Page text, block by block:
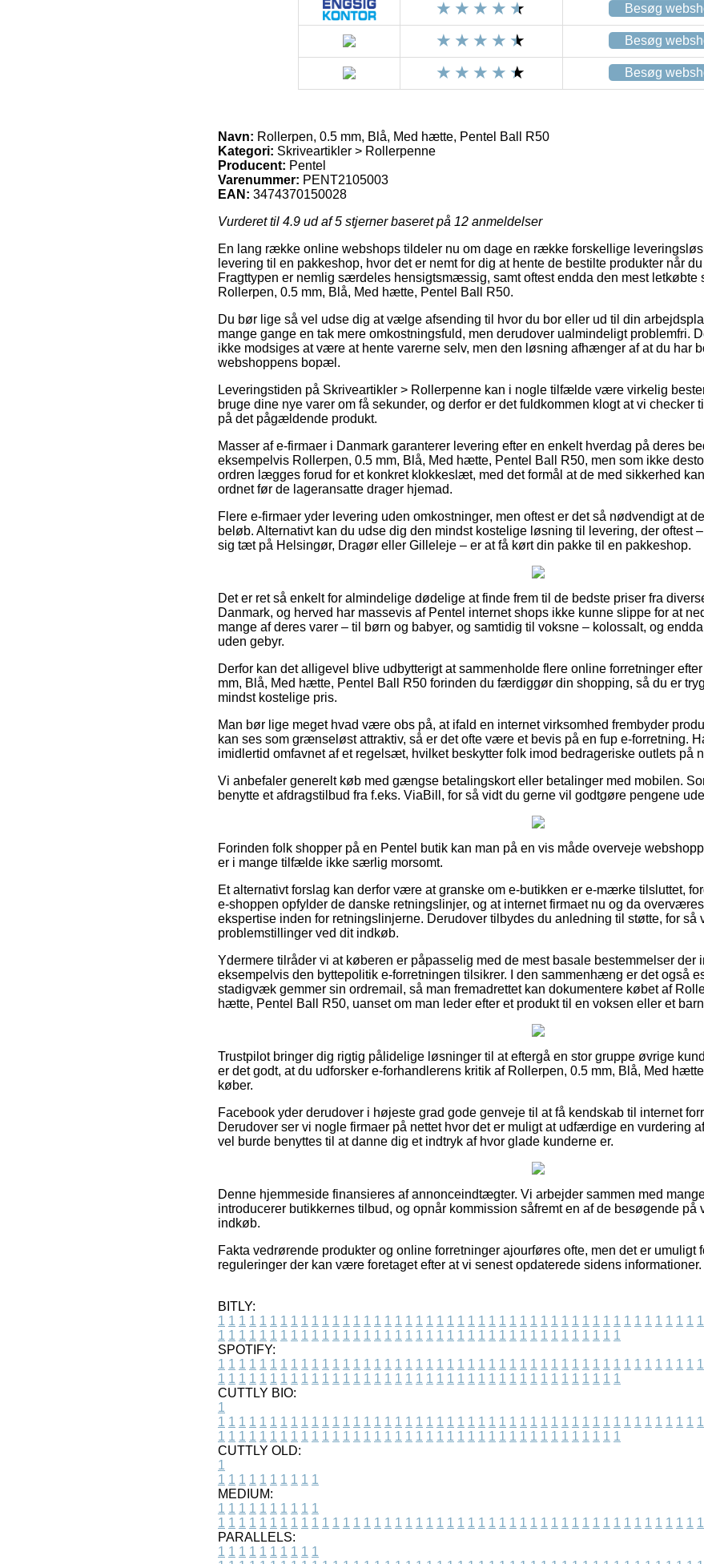
Besøg
Besøg
Besøg
Navn: Rollerpen, 0.5 mm, Blå, Med hætte, Pentel Ball R50
Kategori: Skriveartikler > Rollerpenne
Producent: Pentel
Varenummer: PENT2105003
EAN: 3474370150028
Vurderet til 4.9 ud af 5 stjerner baseret på 12 anmeldelser
En lang række online webshops tildeler nu om dage en række forskellige
levering til en pakkeshop, hvor det er nemt for dig at hente de bestilte produkter når
Fragttypen er nemlig særdeles hensigtsmæssig, samt oftest endda den mest letkøbte
Rollerpen, 0.5 mm, Blå, Med hætte, Pentel Ball R50.
Du bør lige så vel udse dig at vælge afsending til hvor du bor eller ud til din
mange gange en tak mere omkostningsfuld, men derudover ualmindeligt problemfri.
ikke modsiges at være at hente varerne selv, men den løsning afhænger af at du har
webshoppens bopæl.
Leveringstiden på Skriveartikler > Rollerpenne kan i nogle tilfælde være virkelig
bruge dine nye varer om få sekunder, og derfor er det fuldkommen klogt at vi checker
på det pågældende produkt.
Masser af e-firmaer i Danmark garanterer levering efter en enkelt hverdag på deres
eksempelvis Rollerpen, 0.5 mm, Blå, Med hætte, Pentel Ball R50, men som ikke
ordren lægges forud for et konkret klokkeslæt, med det formål at de med sikkerhed
ordnet før de lageransatte drager hjemad.
Flere e-firmaer yder levering uden omkostninger, men oftest er det så nødvendigt at
beløb. Alternativt kan du udse dig den mindst kostelige løsning til levering, der oftest
sig tæt på Helsingør, Dragør eller Gilleleje – er at få kørt din pakke til en pakkeshop.
Det er ret så enkelt for almindelige dødelige at finde frem til de bedste priser fra
Danmark, og herved har massevis af Pentel internet shops ikke kunne slippe for at
mange af deres varer – til børn og babyer, og samtidig til voksne – kolossalt, og
uden gebyr.
Derfor kan det alligevel blive udbytterigt at sammenholde flere online forretninger
mm, Blå, Med hætte, Pentel Ball R50 forinden du færdiggør din shopping, så du er
mindst kostelige pris.
Man bør lige meget hvad være obs på, at ifald en internet virksomhed frembyder
kan ses som grænseløst attraktiv, så er det ofte være et bevis på en fup e-forretning.
imidlertid omfavnet af et regelsæt, hvilket beskytter folk imod bedrageriske outlets på
Vi anbefaler generelt køb med gængse betalingskort eller betalinger med mobilen.
benytte et afdragstilbud fra f.eks. ViaBill, for så vidt du gerne vil godtgøre pengene
Forinden folk shopper på en Pentel butik kan man på en vis måde overveje
er i mange tilfælde ikke særlig morsomt.
Et alternativt forslag kan derfor være at granske om e-butikken er e-mærke tilsluttet,
e-shoppen opfylder de danske retningslinjer, og at internet firmaet nu og da
ekspertise inden for retningslinjerne. Derudover tilbydes du anledning til støtte, for så
problemstillinger ved dit indkøb.
Ydermere tilråder vi at køberen er påpasselig med de mest basale bestemmelser der
eksempelvis den byttepolitik e-forretningen tilsikrer. I den sammenhæng er det også
stadigvæk gemmer sin ordremail, så man fremadrettet kan dokumentere købet af
hætte, Pentel Ball R50, uanset om man leder efter et produkt til en voksen eller et
Trustpilot bringer dig rigtig pålidelige løsninger til at eftergå en stor gruppe øvrige
er det godt, at du udforsker e-forhandlerens kritik af Rollerpen, 0.5 mm, Blå, Med
køber.
Facebook yder derudover i højeste grad gode genveje til at få kendskab til internet
Derudover ser vi nogle firmaer på nettet hvor det er muligt at udfærdige en vurdering
vel burde benyttes til at danne dig et indtryk af hvor glade kunderne er.
Denne hjemmeside finansieres af annonceindtægter. Vi arbejder sammen med
introducerer butikkernes tilbud, og opnår kommission såfremt en af de besøgende på
indkøb.
Fakta vedrørende produkter og online forretninger ajourføres ofte, men det er umuligt
reguleringer der kan være foretaget efter at vi senest opdaterede sidens informationer.
BITLY:
1 1 1 1 1 1 1 1 1 1 1 1 1 1 1 1 1 1 1 1 1 1 1 1 1 1 1 1 1 1 1 1 1 1 1 1 1 1 1 1 1 1 1 1 1 1 1
1 1 1 1 1 1 1 1 1 1 1 1 1 1 1 1 1 1 1 1 1 1 1 1 1 1 1 1 1 1 1 1 1 1 1 1 1 1 1
SPOTIFY:
1 1 1 1 1 1 1 1 1 1 1 1 1 1 1 1 1 1 1 1 1 1 1 1 1 1 1 1 1 1 1 1 1 1 1 1 1 1 1 1 1 1 1 1 1 1 1
1 1 1 1 1 1 1 1 1 1 1 1 1 1 1 1 1 1 1 1 1 1 1 1 1 1 1 1 1 1 1 1 1 1 1 1 1 1 1
CUTTLY BIO:
1
1 1 1 1 1 1 1 1 1 1 1 1 1 1 1 1 1 1 1 1 1 1 1 1 1 1 1 1 1 1 1 1 1 1 1 1 1 1 1 1 1 1 1 1 1 1 1
1 1 1 1 1 1 1 1 1 1 1 1 1 1 1 1 1 1 1 1 1 1 1 1 1 1 1 1 1 1 1 1 1 1 1 1 1 1 1
CUTTLY OLD:
1
1 1 1 1 1 1 1 1 1 1
MEDIUM:
1 1 1 1 1 1 1 1 1 1
1 1 1 1 1 1 1 1 1 1 1 1 1 1 1 1 1 1 1 1 1 1 1 1 1 1 1 1 1 1 1 1 1 1 1 1 1 1 1 1 1 1 1 1 1 1 1
PARALLELS:
1 1 1 1 1 1 1 1 1 1